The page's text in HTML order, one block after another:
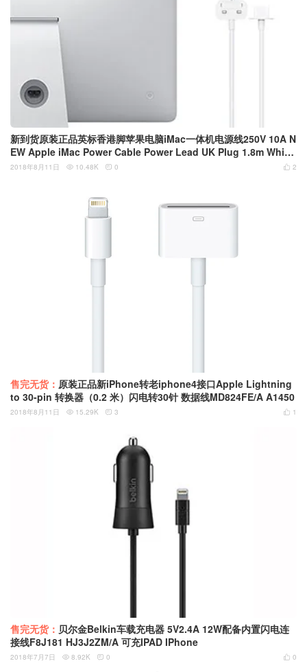
新到货原装正品英标香港脚苹果电脑iMac一体机电源线250V 10A N
EW Apple iMac Power Cable Power Lead UK Plug 1.8m White
2013-2017
 2
2018年8月11日  10.48K  0
售完无货： 原装正品新iPhone转老iphone4接口Apple Lightning
to 30-pin 转换器（0.2 米）闪电转30针 数据线MD824FE/A A1450
 1
2018年8月11日  15.29K  3
售完无货： 贝尔金Belkin车载充电器 5V2.4A 12W配备内置闪电连
接线F8J181 HJ3J2ZM/A 可充IPAD IPhone
 0
2018年7月7日  8.92K  0